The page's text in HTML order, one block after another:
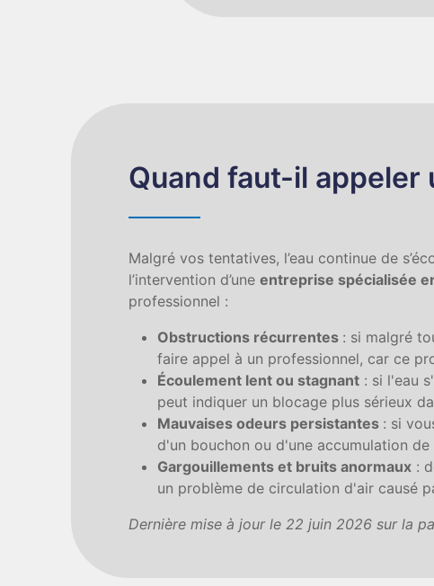
Quand faut-il appeler
Malgré vos tentatives, l’eau continue de
l’intervention d’uneentreprise spécialisée
professionnel :
Obstructions récurrentes : si malgré
faire appel à un professionnel, car ce
Écoulement lent ou stagnant : si l'eau
peut indiquer un blocage plus sérieux
Mauvaises odeurs persistantes : si
d'un bouchon ou d'une accumulation de
Gargouillements et bruits anormaux :
un problème de circulation d'air causé
Dernière mise à jour le 22 juin 2026 sur la